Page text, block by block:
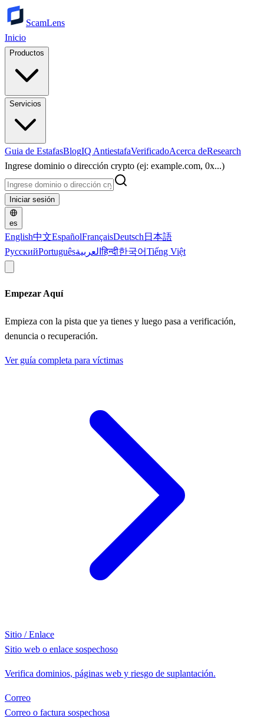
ScamLens
Inicio
Productos
Servicios
Guia de EstafasBlogIQ AntiestafaVerificadoAcerca deResearch
Ingrese dominio o dirección crypto (ej: example.com, 0x...)
Iniciar sesión
es
English中文EspañolFrançaisDeutsch 日本語
РусскийPortuguêsالعربيةहिन्दी한국어Tiếng Việt
Empezar Aquí
Empieza con la pista que ya tienes y luego pasa a verificación,
denuncia o recuperación.
Ver guía completa para víctimas
Sitio / Enlace
Sitio web o enlace sospechoso
Verifica dominios, páginas web y riesgo de suplantación.
Correo
Correo o factura sospechosa